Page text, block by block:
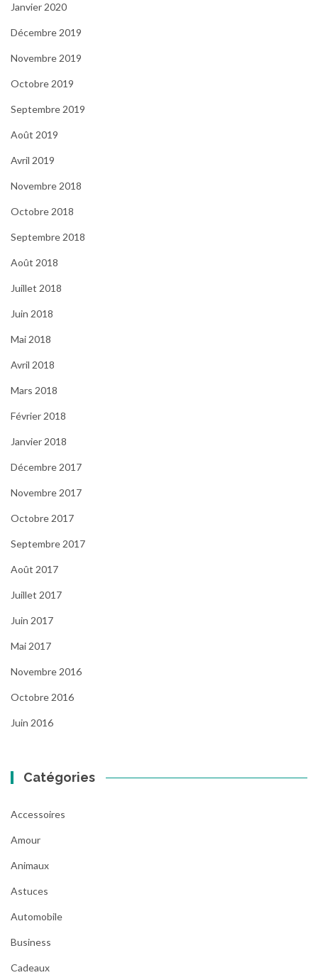
Janvier 2020
Décembre 2019
Novembre 2019
Octobre 2019
Septembre 2019
Août 2019
Avril 2019
Novembre 2018
Octobre 2018
Septembre 2018
Août 2018
Juillet 2018
Juin 2018
Mai 2018
Avril 2018
Mars 2018
Février 2018
Janvier 2018
Décembre 2017
Novembre 2017
Octobre 2017
Septembre 2017
Août 2017
Juillet 2017
Juin 2017
Mai 2017
Novembre 2016
Octobre 2016
Juin 2016
Catégories
Accessoires
Amour
Animaux
Astuces
Automobile
Business
Cadeaux